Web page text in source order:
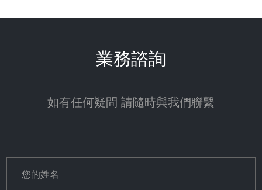
業務諮詢
如有任何疑問 請隨時與我們聯繫